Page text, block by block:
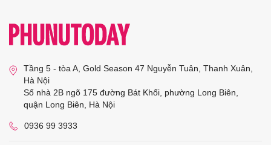
Tầng 5 - tòa A, Gold Season 47 Nguyễn Tuân, Thanh Xuân,
Hà Nội
Số nhà 2B ngõ 175 đường Bát Khối, phường Long Biên,
quận Long Biên, Hà Nội
0936 99 3933